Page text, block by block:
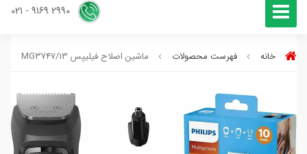
خانه فهرست محصولات ماشین اصلاح فیلیپس MG3747/13